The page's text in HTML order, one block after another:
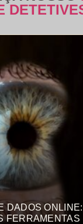
DADOS ONLINE:
FERRAMENTAS